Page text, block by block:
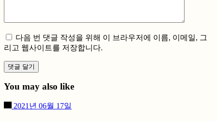
다음 번 댓글 작성을 위해 이 브라우저에 이름, 이메일, 그
리고 웹사이트를 저장합니다.
댓글 달기
You may also like
2021년 06월 17일